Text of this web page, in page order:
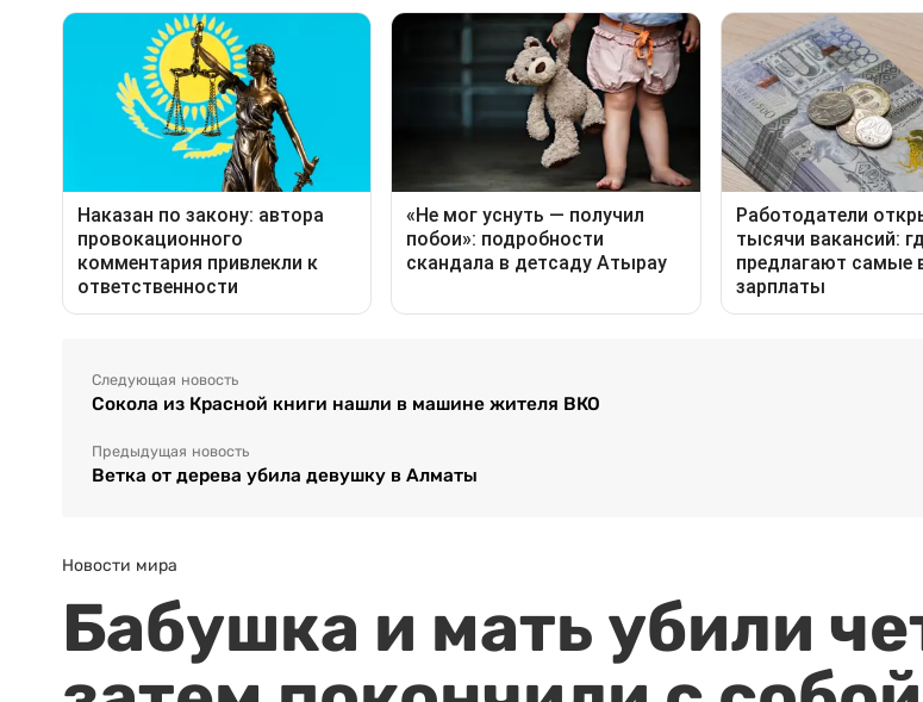
Следующая новость
Сокола из Красной книги нашли в машине жителя ВКО
Предыдущая новость
Ветка от дерева убила девушку в Алматы
Новости мира
Бабушка и мать убили